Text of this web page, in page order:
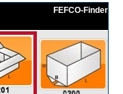
FEFCO-Finder